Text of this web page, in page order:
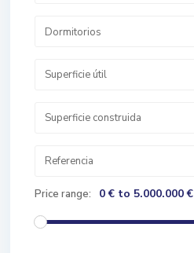
Dormitorios
Price range: 0 € to 5.000.000 €